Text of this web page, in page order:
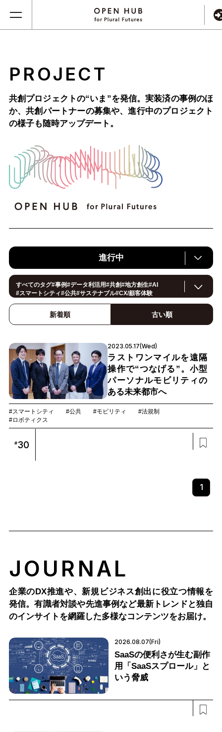
PROJECT
共創プロジェクトの“いま”を発信。実装済の事例のほ
か、共創パートナーの募集や、進行中のプロジェクト
の様子も随時アップデート。
進行中
すべてのタグ#事例#データ利活用#共創#地方創生#AI
#スマートシティ#公共#サステナブル#CX/顧客体験
イノベーション#IoT
スマートファクトリー
スマートライフ
#Foodtech デジタルツイン
新着順 古い順
2023.05.17(Wed)
ラストワンマイルを遠隔
操作で“つなげる”。小型
パーソナルモビリティの
ある未来都市へ
#スマートシティ #公共 #モビリティ
#法規制
#ロボティクス
#30
1
JOURNAL
企業のDX推進や、新規ビジネス創出に役立つ情報を
発信。有識者対談や先進事例など最新トレンドと独自
のインサイトを網羅した多様なコンテンツをお届け。
2026.08.07(Fri)
SaaSの便利さが生む副作
用「SaaSスプロール」と
いう脅威